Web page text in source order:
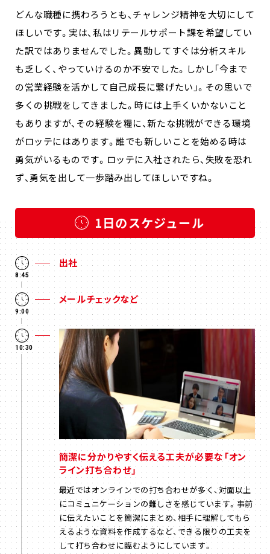
どんな職種に携わろうとも、チャレンジ精神を大切にして
ほしいです。実は、私はリテールサポート課を希望してい
た訳ではありませんでした。異動してすぐは分析スキル
も乏しく、やっていけるのか不安でした。しかし「今まで
の営業経験を活かして自己成長に繋げたい」。その思いで
多くの挑戦をしてきました。時には上手くいかないこと
もありますが、その経験を糧に、新たな挑戦ができる環境
がロッテにはあります。誰でも新しいことを始める時は
勇気がいるものです。ロッテに入社されたら、失敗を恐れ
ず、勇気を出して一歩踏み出してほしいですね。
1日のスケジュール
8:45
出社
9:00
メールチェックなど
10:30
簡潔に分かりやすく伝える工夫が必要な「オン
ライン打ち合わせ」
最近ではオンラインでの打ち合わせが多く、対面以上
にコミュニケーションの難しさを感じています。事前
に伝えたいことを簡潔にまとめ、相手に理解してもら
えるような資料を作成するなど、できる限りの工夫を
して打ち合わせに臨むようにしています。